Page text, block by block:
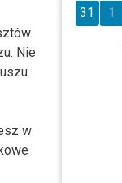
Nie
w
31
1